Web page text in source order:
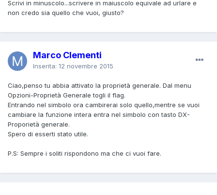
Scrivi in minuscolo...scrivere in maiuscolo equivale ad urlare e
non credo sia quello che vuoi, giusto?
Marco Clementi
Inserita: 12 novembre 2015
Ciao,penso tu abbia attivato la proprietà generale. Dal menu
Opzioni-Proprietà Generale togli il flag.
Entrando nel simbolo ora cambirerai solo quello,mentre se vuoi
cambiare la funzione intera entra nel simbolo con tasto DX-
Proporietà generale.
Spero di esserti stato utile.
P.S: Sempre i soliti rispondono ma che ci vuoi fare.